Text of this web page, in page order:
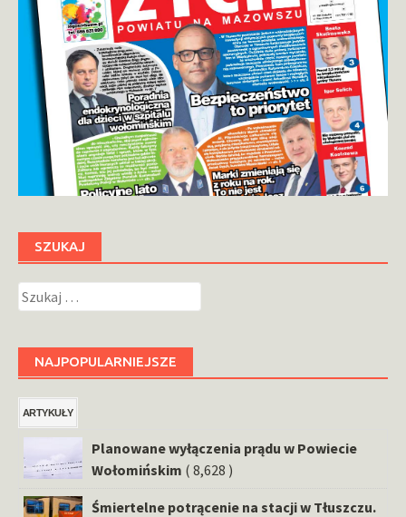
SZUKAJ
Szukaj:
NAJPOPULARNIEJSZE
ARTYKUŁY
Planowane wyłączenia prądu w Powiecie
Wołomińskim ( 8,628 )
Śmiertelne potrącenie na stacji w Tłuszczu.